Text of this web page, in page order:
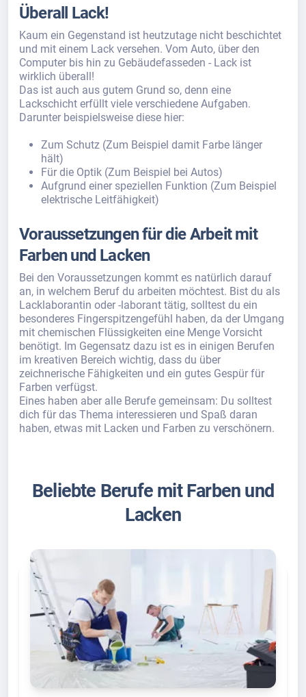
Überall Lack!
Kaum ein Gegenstand ist heutzutage nicht beschichtet
und mit einem Lack versehen. Vom Auto, über den
Computer bis hin zu Gebäudefasseden - Lack ist
wirklich überall!
Das ist auch aus gutem Grund so, denn eine
Lackschicht erfüllt viele verschiedene Aufgaben.
Darunter beispielsweise diese hier:
Zum Schutz (Zum Beispiel damit Farbe länger
hält)
Für die Optik (Zum Beispiel bei Autos)
Aufgrund einer speziellen Funktion (Zum Beispiel
elektrische Leitfähigkeit)
Voraussetzungen für die Arbeit mit
Farben und Lacken
Bei den Voraussetzungen kommt es natürlich darauf
an, in welchem Beruf du arbeiten möchtest. Bist du als
Lacklaborantin oder -laborant tätig, solltest du ein
besonderes Fingerspitzengefühl haben, da der Umgang
mit chemischen Flüssigkeiten eine Menge Vorsicht
benötigt. Im Gegensatz dazu ist es in einigen Berufen
im kreativen Bereich wichtig, dass du über
zeichnerische Fähigkeiten und ein gutes Gespür für
Farben verfügst.
Eines haben aber alle Berufe gemeinsam: Du solltest
dich für das Thema interessieren und Spaß daran
haben, etwas mit Lacken und Farben zu verschönern.
Beliebte Berufe mit Farben und
Lacken